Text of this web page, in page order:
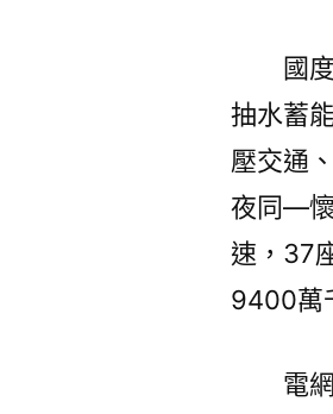
國
抽水蓄
壓交通
夜同—
速，37
9400萬
電